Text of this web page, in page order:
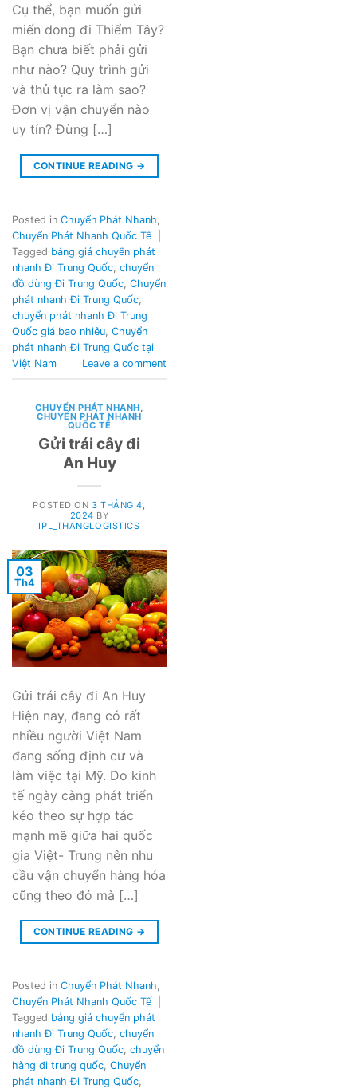
Cụ thể, bạn muốn gửi
miến dong đi Thiểm Tây?
Bạn chưa biết phải gửi
như nào? Quy trình gửi
và thủ tục ra làm sao?
Đơn vị vận chuyển nào
uy tín? Đừng […]
CONTINUE READING →
Posted in Chuyển Phát Nhanh,
Chuyển Phát Nhanh Quốc Tế
Tagged bảng giá chuyển phát
nhanh Đi Trung Quốc, chuyển
đồ dùng Đi Trung Quốc, Chuyển
phát nhanh Đi Trung Quốc,
chuyển phát nhanh Đi Trung
Quốc giá bao nhiêu, Chuyển
phát nhanh Đi Trung Quốc tại
Việt Nam
Leave a comment
CHUYỂN PHÁT NHANH,
CHUYỂN PHÁT NHANH
QUỐC TẾ
Gửi trái cây đi
An Huy
POSTED ON 3 THÁNG 4,
2024 BY
IPL_THANGLOGISTICS
03
Th4
Gửi trái cây đi An Huy
Hiện nay, đang có rất
nhiều người Việt Nam
đang sống định cư và
làm việc tại Mỹ. Do kinh
tế ngày càng phát triển
kéo theo sự hợp tác
mạnh mẽ giữa hai quốc
gia Việt- Trung nên nhu
cầu vận chuyển hàng hóa
cũng theo đó mà […]
CONTINUE READING →
Posted in Chuyển Phát Nhanh,
Chuyển Phát Nhanh Quốc Tế
Tagged bảng giá chuyển phát
nhanh Đi Trung Quốc, chuyển
đồ dùng Đi Trung Quốc, chuyển
hàng đi trung quốc, Chuyển
phát nhanh Đi Trung Quốc,